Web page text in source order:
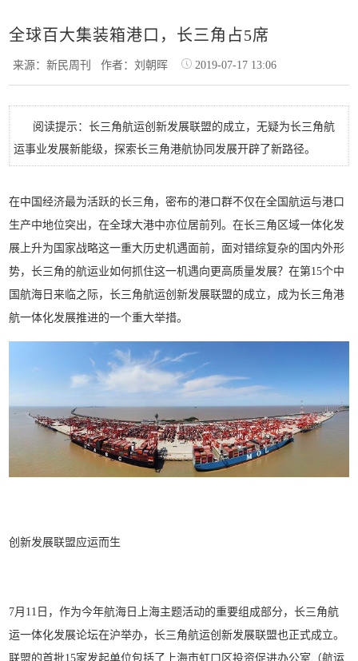
全球百大集装箱港口，长三角占5席
来源：新民周刊作者：刘朝晖 2019-07-17 13:06
阅读提示：长三角航运创新发展联盟的成立，无疑为长三角航
运事业发展新能级，探索长三角港航协同发展开辟了新路径。
在中国经济最为活跃的长三角，密布的港口群不仅在全国航运与港口
生产中地位突出，在全球大港中亦位居前列。在长三角区域一体化发
展上升为国家战略这一重大历史机遇面前，面对错综复杂的国内外形
势，长三角的航运业如何抓住这一机遇向更高质量发展？在第15个中
国航海日来临之际，长三角航运创新发展联盟的成立，成为长三角港
航一体化发展推进的一个重大举措。
创新发展联盟应运而生
7月11日，作为今年航海日上海主题活动的重要组成部分，长三角航
运一体化发展论坛在沪举办，长三角航运创新发展联盟也正式成立。
联盟的首批15家发起单位包括了上海市虹口区投资促进办公室（航运